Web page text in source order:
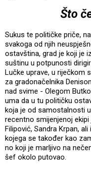
Što
Sukus te političke priče,
svakoga od njih
ostavština, grad je koji je
suštinu u potpunosti
Lučke uprave, u riječkom
za gradonačelnika
nad svime - Olegom
uma da u tu političku
koja je od samostalnosti
recentno smijenjenoj
Filipović, Sandra Krpan,
kojega se također kao
no koji je marljivo na
šef okolo putovao.